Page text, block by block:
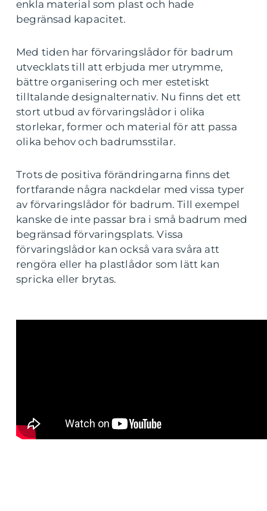
enkla material som plast och hade
begränsad kapacitet.
Med tiden har förvaringslådor för badrum
utvecklats till att erbjuda mer utrymme,
bättre organisering och mer estetiskt
tilltalande designalternativ. Nu finns det ett
stort utbud av förvaringslådor i olika
storlekar, former och material för att passa
olika behov och badrumsstilar.
Trots de positiva förändringarna finns det
fortfarande några nackdelar med vissa typer
av förvaringslådor för badrum. Till exempel
kanske de inte passar bra i små badrum med
begränsad förvaringsplats. Vissa
förvaringslådor kan också vara svåra att
rengöra eller ha plastlådor som lätt kan
spricka eller brytas.